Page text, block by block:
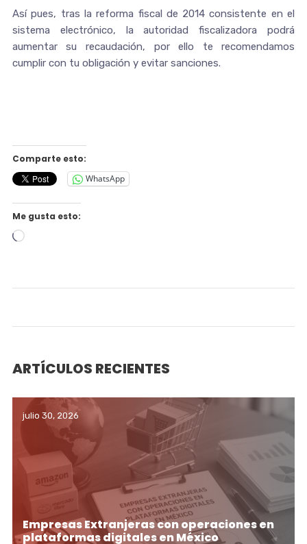
Así pues, tras la reforma fiscal de 2014 consistente en el
sistema electrónico, la autoridad fiscalizadora podrá
aumentar su recaudación, por ello te recomendamos
cumplir con tu obligación y evitar sanciones.
Comparte esto:
WhatsApp
Me gusta esto:
Cargando...
ARTÍCULOS RECIENTES
julio 30, 2026
Empresas Extranjeras con operaciones en
plataformas digitales en México